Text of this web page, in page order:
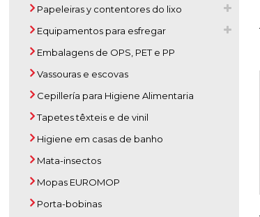
Papeleiras y contentores do lixo
Equipamentos para esfregar
Embalagens de OPS, PET e PP
Vassouras e escovas
Cepillería para Higiene Alimentaria
Tapetes têxteis e de vinil
Higiene em casas de banho
Mata-insectos
Mopas EUROMOP
Porta-bobinas